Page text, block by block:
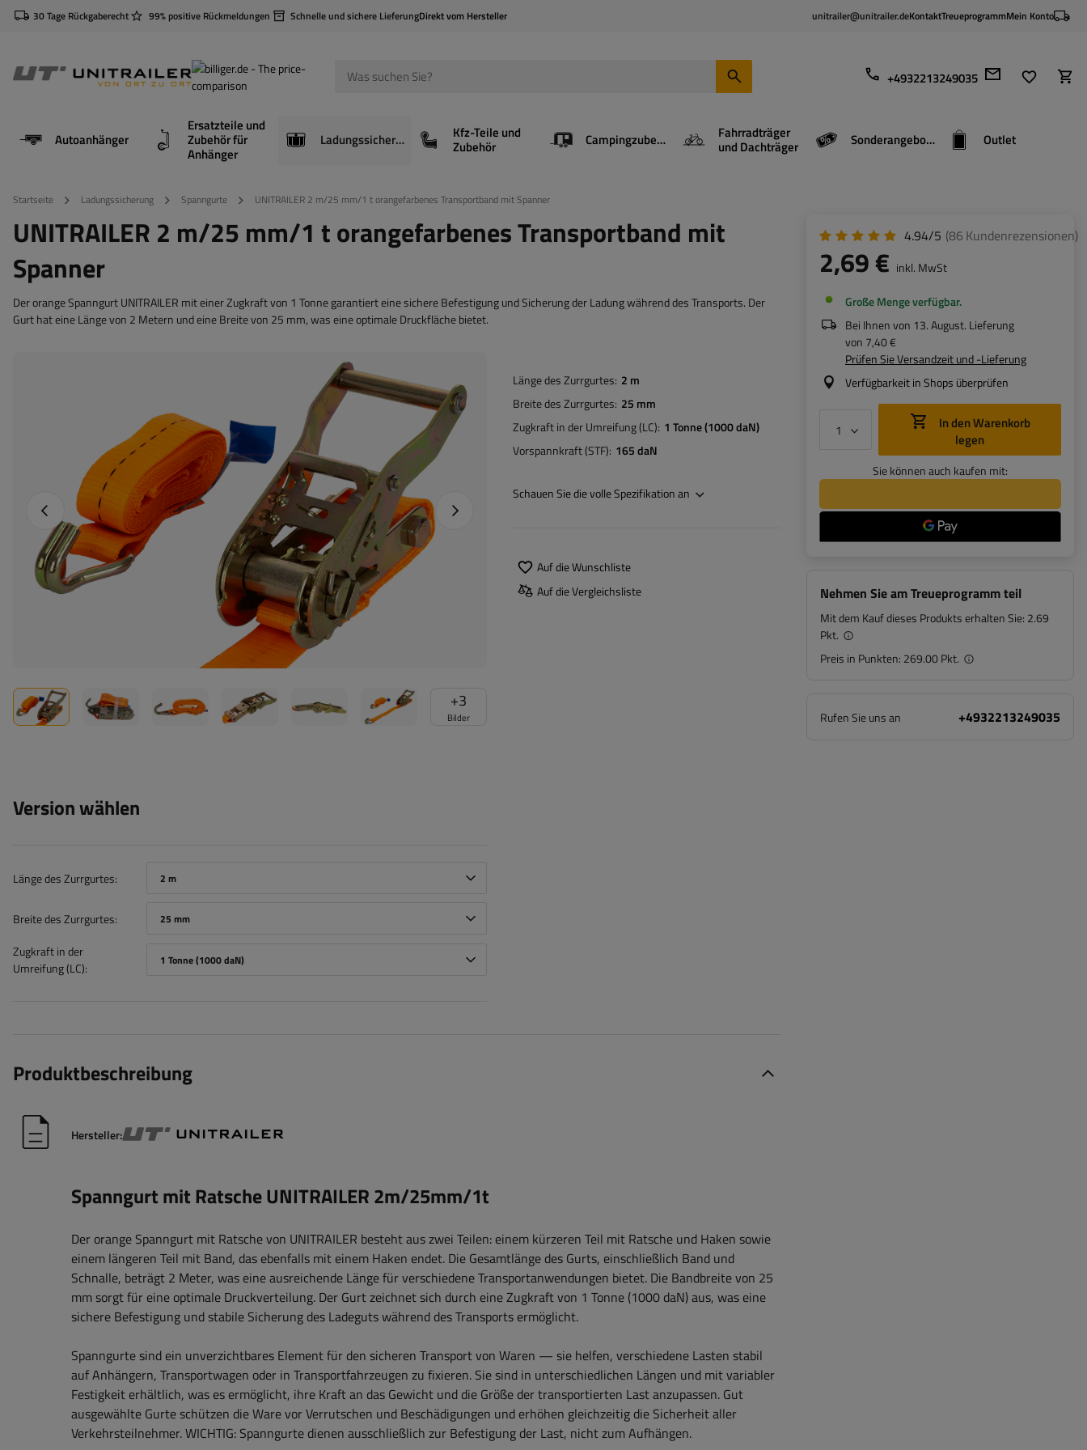
30 Tage Rückgaberecht 99% positive Rückmeldungen Schnelle und sichere LieferungDirekt vom Hersteller unitrailer@unitrailer.deKontaktTreueprogrammMein Konto
+4932213249035
Autoanhänger
Ersatzteile und
Zubehör für
Anhänger
Ladungssicherung Kfz-Teile und
Zubehör Campingzubehör Fahrradträger
und Dachträger Sonderangebote Outlet
Startseite Ladungssicherung Spanngurte UNITRAILER 2 m/25 mm/1 t orangefarbenes Transportband mit Spanner
UNITRAILER 2 m/25 mm/1 t orangefarbenes Transportband mit
Spanner
Der orange Spanngurt UNITRAILER mit einer Zugkraft von 1 Tonne garantiert eine sichere Befestigung und Sicherung der Ladung während des Transports. Der
Gurt hat eine Länge von 2 Metern und eine Breite von 25 mm, was eine optimale Druckfläche bietet.
+3
Bilder
Vorheriges Foto Nächstes Foto
Version wählen
Länge des Zurrgurtes 2 m
Breite des Zurrgurtes 25 mm
Zugkraft in der
Umreifung (LC)
1 Tonne (1000 daN)
Länge des Zurrgurtes 2 m
Breite des Zurrgurtes 25 mm
Zugkraft in der Umreifung (LC) 1 Tonne (1000 daN)
Vorspannkraft (STF) 165 daN
Schauen Sie die volle Spezifikation an
Auf die Wunschliste
Auf die Vergleichsliste
4.94/5 (86 Kundenrezensionen)
2,69 € inkl. MwSt
Große Menge verfügbar
Bei Ihnen von 13. August. Lieferung
von 7,40 €
Prüfen Sie Versandzeit und -Lieferung
Verfügbarkeit in Shops überprüfen
legen
Sie können auch kaufen mit:
Nehmen Sie am Treueprogramm teil
Mit dem Kauf dieses Produkts erhalten Sie: 2.69
Pkt.
Preis in Punkten: 269.00 Pkt.
Rufen Sie uns an +4932213249035
Produktbeschreibung
Hersteller:
Spanngurt mit Ratsche UNITRAILER 2m/25mm/1t
Der orange Spanngurt mit Ratsche von UNITRAILER besteht aus zwei Teilen: einem kürzeren Teil mit Ratsche und Haken sowie
einem längeren Teil mit Band, das ebenfalls mit einem Haken endet. Die Gesamtlänge des Gurts, einschließlich Band und
Schnalle, beträgt 2 Meter, was eine ausreichende Länge für verschiedene Transportanwendungen bietet. Die Bandbreite von 25
mm sorgt für eine optimale Druckverteilung. Der Gurt zeichnet sich durch eine Zugkraft von 1 Tonne (1000 daN) aus, was eine
sichere Befestigung und stabile Sicherung des Ladeguts während des Transports ermöglicht.
Spanngurte sind ein unverzichtbares Element für den sicheren Transport von Waren — sie helfen, verschiedene Lasten stabil
auf Anhängern, Transportwagen oder in Transportfahrzeugen zu fixieren. Sie sind in unterschiedlichen Längen und mit variabler
Festigkeit erhältlich, was es ermöglicht, ihre Kraft an das Gewicht und die Größe der transportierten Last anzupassen. Gut
ausgewählte Gurte schützen die Ware vor Verrutschen und Beschädigungen und erhöhen gleichzeitig die Sicherheit aller
Verkehrsteilnehmer.WICHTIG: Spanngurte dienen ausschließlich zur Befestigung der Last, nicht zum Aufhängen.